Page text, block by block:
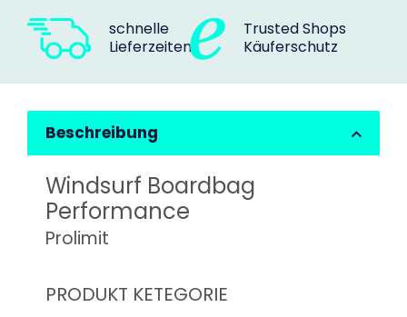
schnelle
Lieferzeiten
Trusted Shops
Käuferschutz
Beschreibung
Windsurf Boardbag
Performance
Prolimit
PRODUKT KETEGORIE